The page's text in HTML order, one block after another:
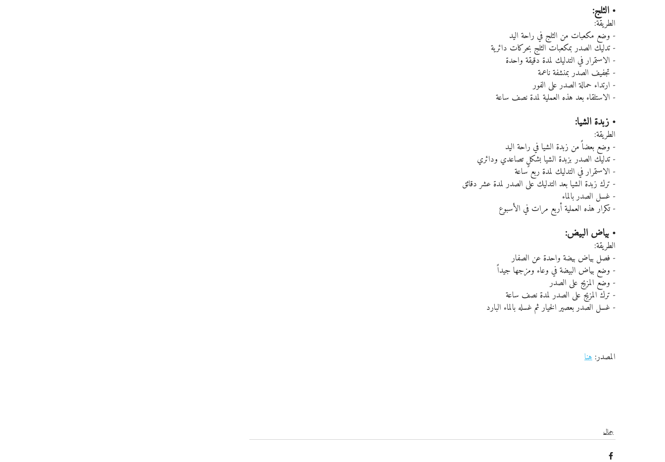
• الثلج:
الطريقة:
- وضع مكعبات من الثلج في راحة اليد
- تدليك الصدر بمكعبات الثلج بحركات دائرية
- الاستمرار في التدليك لمدة دقيقة واحدة
- تجفيف الصدر بمنشفة ناعمة
- ارتداء حمالة الصدر على الفور
- الاستلقاء بعد هذه العملية لمدة نصف ساعة
• زبدة الشيا:
الطريقة:
- وضع بعضاً من زبدة الشيا في راحة اليد
- تدليك الصدر بزبدة الشيا بشكلٍ تصاعدي ودائري
- الاستمرار في التدليك لمدة ربع ساعة
- ترك زبدة الشيا بعد التدليك على الصدر لمدة عشر دقائق
- غسل الصدر بالماء
- تكرار هذه العملية أربع مرات في الأسبوع
• بياض البيض:
الطريقة:
- فصل بياض بيضة واحدة عن الصفار
- وضع بياض البيضة في وعاء ومزجها جيداً
- وضع المزيج على الصدر
- ترك المزيج على الصدر لمدة نصف ساعة
- غسل الصدر بعصير الخيار ثم غسله بالماء البارد
المصدر: هنا
جمال